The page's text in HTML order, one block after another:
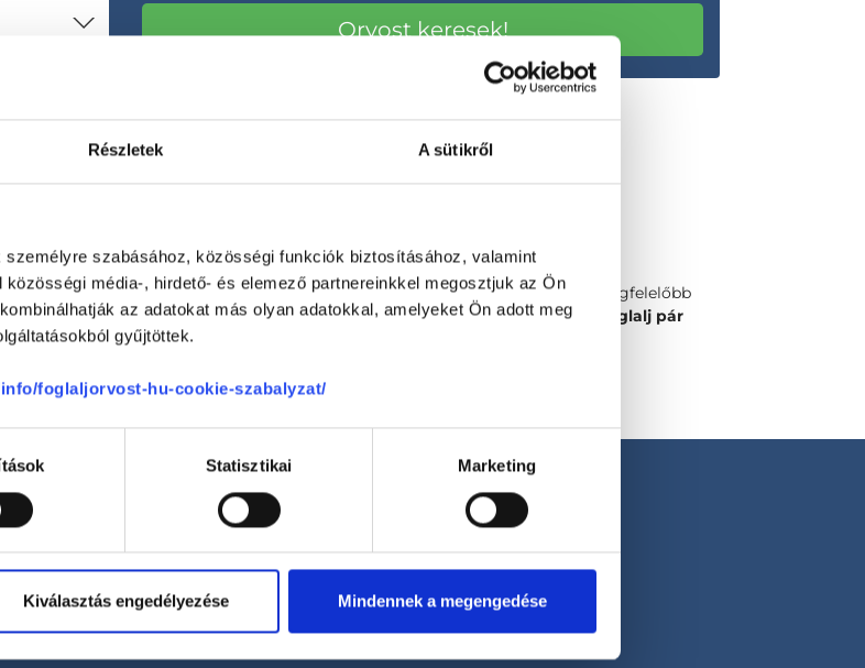
Részletek A sütikről
szabásához, közösségi funkciók biztosításához, valamint
média-, hirdető- és elemező partnereinkkel megosztjuk az Ön
az adatokat más olyan adatokkal, amelyeket Ön adott meg
gyűjtöttek.
foglaljorvost-hu-cookie-szabalyzat/
Statisztikai Marketing
Kiválasztás engedélyezése Mindennek a megengedése
páciensek 300 000 valós
véleményesegít a döntésben!
Válaszd ki a számodra legmegfelelőbb
időpontot vagy orvost és
foglalj pár
(H-P: 8:00-20:00)
Email
office@foglaljorvost.hu